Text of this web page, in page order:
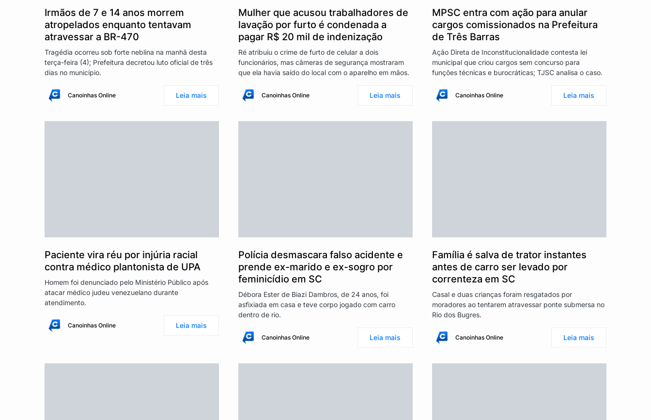
Irmãos de 7 e 14 anos morrem
atropelados enquanto tentavam
atravessar a BR-470
Tragédia ocorreu sob forte neblina na manhã desta
terça-feira (4); Prefeitura decretou luto oficial de três
dias no município.
Canoinhas Online Leia mais
Mulher que acusou trabalhadores de
lavação por furto é condenada a
pagar R$ 20 mil de indenização
Ré atribuiu o crime de furto de celular a dois
funcionários, mas câmeras de segurança mostraram
que ela havia saído do local com o aparelho em mãos.
Canoinhas Online Leia mais
MPSC entra com ação para anular
cargos comissionados na Prefeitura
de Três Barras
Ação Direta de Inconstitucionalidade contesta lei
municipal que criou cargos sem concurso para
funções técnicas e burocráticas; TJSC analisa o caso.
Canoinhas Online Leia mais
Paciente vira réu por injúria racial
contra médico plantonista de UPA
Homem foi denunciado pelo Ministério Público após
atacar médico judeu venezuelano durante
atendimento.
Canoinhas Online Leia mais
Polícia desmascara falso acidente e
prende ex-marido e ex-sogro por
feminicídio em SC
Débora Ester de Biazi Dambros, de 24 anos, foi
asfixiada em casa e teve corpo jogado com carro
dentro de rio.
Canoinhas Online Leia mais
Família é salva de trator instantes
antes de carro ser levado por
correnteza em SC
Casal e duas crianças foram resgatados por
moradores ao tentarem atravessar ponte submersa no
Rio dos Bugres.
Canoinhas Online Leia mais